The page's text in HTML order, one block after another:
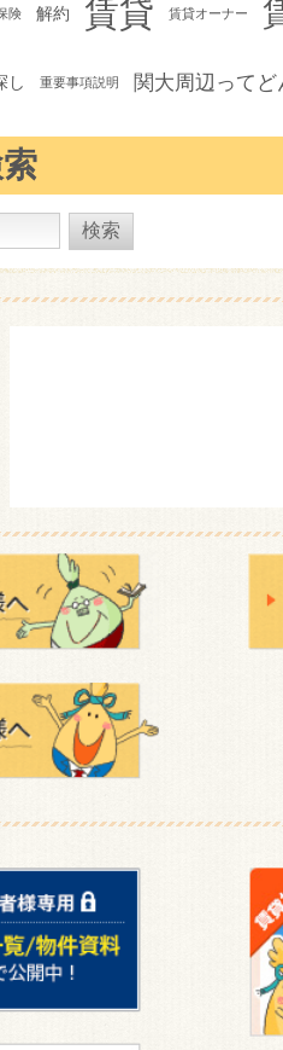
険 解約 賃貸 賃貸オーナー
し 重要事項説明 関大周辺って